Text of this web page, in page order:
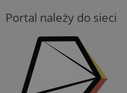
Portal należy do sieci